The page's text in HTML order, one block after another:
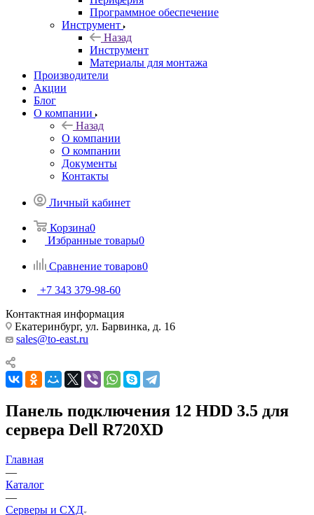
Программное обеспечение
Инструмент
Назад
Инструмент
Материалы для монтажа
Производители
Акции
Блог
О компании
Назад
О компании
О компании
Документы
Контакты
Личный кабинет
Корзина0
Избранные товары0
Сравнение товаров0
+7 343 379-98-60
Контактная информация
Екатеринбург, ул. Барвинка, д. 16
sales@to-east.ru
Панель подключения 12 HDD 3.5 для
сервера Dell R720XD
Главная
—
Каталог
—
Серверы и СХД